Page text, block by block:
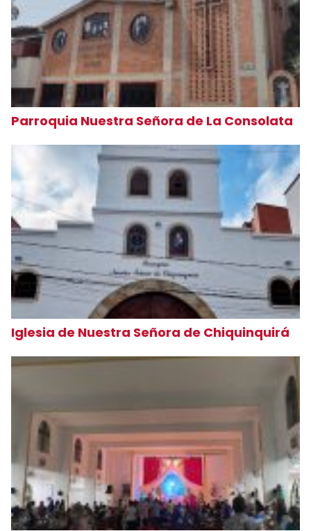
Parroquia Nuestra Señora de La Consolata
Iglesia de Nuestra Señora de Chiquinquirá